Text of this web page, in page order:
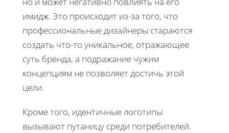
имидж. Это происходит из-за того, что
профессиональные дизайнеры стараются
создать что-то уникальное, отражающее
суть бренда, а подражание чужим
концепциям не позволяет достичь этой
цели.
Кроме того, идентичные логотипы
вызывают путаницу среди потребителей.